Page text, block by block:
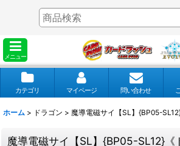
メニュー
カテゴリ マイページ 問い合わせ
ホーム > ドラゴン > 魔導電磁サイ【SL】{BP05-
魔導電磁サイ【SL】{BP05-SL12}《